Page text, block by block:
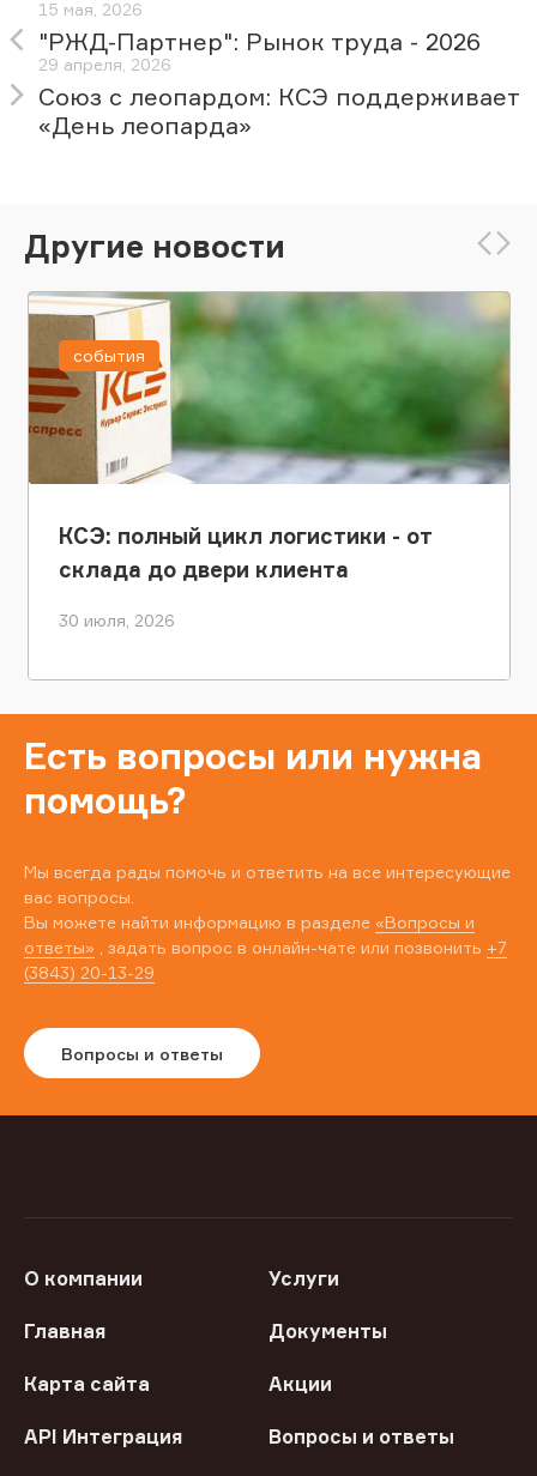
15 мая, 2026
"РЖД-Партнер": Рынок труда - 2026
29 апреля, 2026
Союз с леопардом: КСЭ поддерживает
«День леопарда»
Другие новости
КСЭ: полный цикл логистики - от
склада до двери клиента
30 июля, 2026
события
Есть вопросы или нужна
помощь?
Мы всегда рады помочь и ответить на все интересующие
вас вопросы.
Вы можете найти информацию в разделе «Вопросы и
ответы» , задать вопрос в онлайн-чате или позвонить +7
(3843) 20-13-29
Вопросы и ответы
О компании Услуги
Главная Документы
Карта сайта Акции
API Интеграция Вопросы и ответы